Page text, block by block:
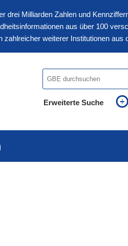
drei Milliarden Zahlen und
aus über 100
zahlreicher weiterer Institutionen aus
Erweiterte Suche